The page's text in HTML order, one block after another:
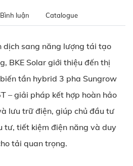
Bình luận Catalogue
dịch sang năng lượng tái tạo
BKE Solar giới thiệu đến thị
tần hybrid 3 pha Sungrow
– giải pháp kết hợp hoàn hảo
lưu trữ điện, giúp chủ đầu tư
tư, tiết kiệm điện năng và duy
tải quan trọng.